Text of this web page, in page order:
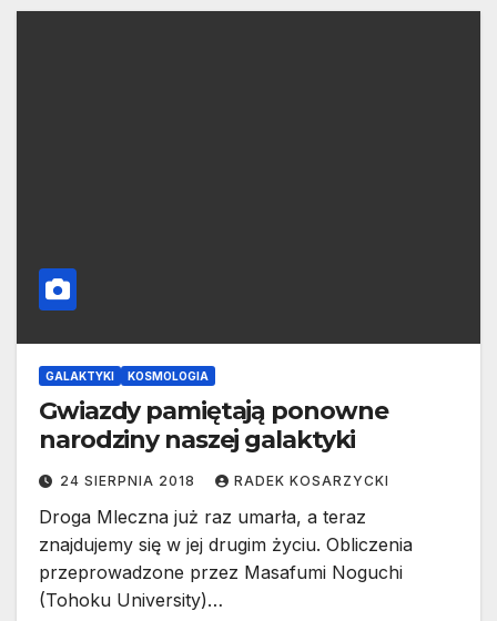
GALAKTYKI KOSMOLOGIA
Gwiazdy pamiętają ponowne
narodziny naszej galaktyki
24 SIERPNIA 2018 RADEK KOSARZYCKI
Droga Mleczna już raz umarła, a teraz
znajdujemy się w jej drugim życiu. Obliczenia
przeprowadzone przez Masafumi Noguchi
(Tohoku University)…